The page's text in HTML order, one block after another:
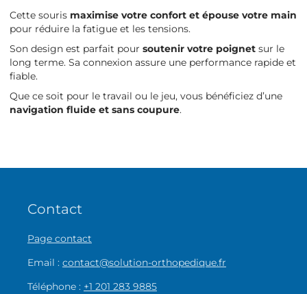
Cette souris maximise votre confort et épouse votre main
pour réduire la fatigue et les tensions.
Son design est parfait pour soutenir votre poignetsur le
long terme. Sa connexion assure une performance rapide et
fiable.
Que ce soit pour le travail ou le jeu, vous bénéficiez d’une
navigation fluide et sans coupure.
Contact
Page contact
Email : contact@solution-orthopedique.fr
Téléphone : +1 201 283 9885